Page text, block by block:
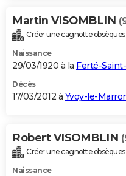
Martin VISOMBLIN
Créer une cagnotte obsèques
Naissance
29/03/1920 à la Ferté-
Décès
17/03/2012 à Yvoy-le-
Robert VISOMBLIN
Créer une cagnotte obsèques
Naissance